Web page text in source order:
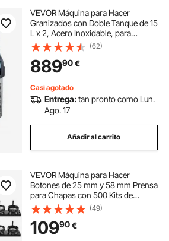
VEVOR Máquina para Hacer
Granizados con Doble Tanque de 15
L x 2, Acero Inoxidable, para
Preparar 120 Tazas de Margaritas,
Batidos y Granizados, para
Restaurantes, y Bares, 410 x 535 x
810 mm
(62)
88990€
Casi agotado
Entrega:tan pronto como Lun.
Ago. 17
Añadir al carrito
VEVOR Máquina para Hacer
Botones de 25 mm y 58 mm Prensa
para Chapas con 500 Kits de
Botones con Libro Mágico y
Cortador de Círculos Máquina para
Hacer Chapas de Aluminio y ABS
Kit de Personalización
(49)
10990€